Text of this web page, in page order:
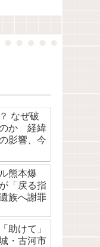
なぜ破
のか 経緯
影響、今
熊本爆
「戻る指
族へ謝罪
助けて」
・古河市